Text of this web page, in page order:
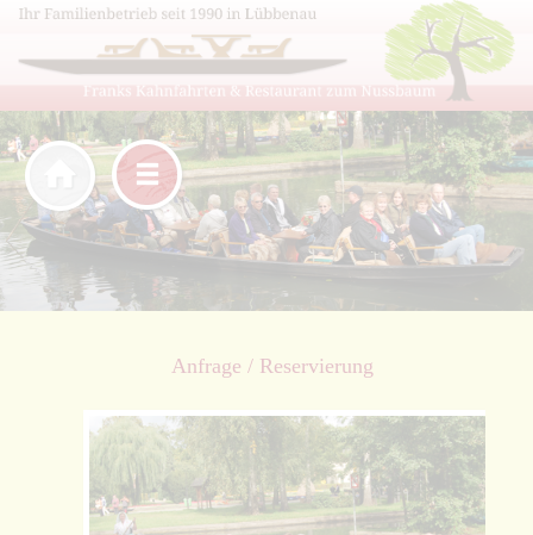
Anfrage / Reservierung